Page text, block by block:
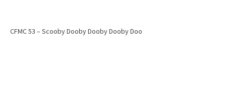
CFMC 53 – Scooby Dooby Dooby Dooby Doo